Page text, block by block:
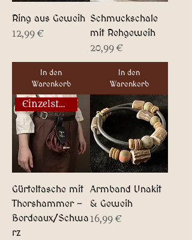
Ring aus Geweih
Preis
12,99 €
In den
Warenkorb
Schmuckschale
mit Rehgeweih
Preis
20,99 €
In den
Warenkorb
Einzelstück!
Gürteltasche mit
Thorshammer -
Bordeaux/Schwa
rz
Armband Unakit
& Geweih
Preis
16,99 €